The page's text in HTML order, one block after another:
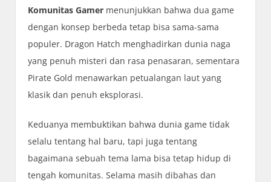
Komunitas Gamer menunjukkan bahwa dua game
dengan konsep berbeda tetap bisa sama-sama
populer. Dragon Hatch menghadirkan dunia naga
yang penuh misteri dan rasa penasaran, sementara
Pirate Gold menawarkan petualangan laut yang
klasik dan penuh eksplorasi.
Keduanya membuktikan bahwa dunia game tidak
selalu tentang hal baru, tapi juga tentang
bagaimana sebuah tema lama bisa tetap hidup di
tengah komunitas. Selama masih dibahas dan